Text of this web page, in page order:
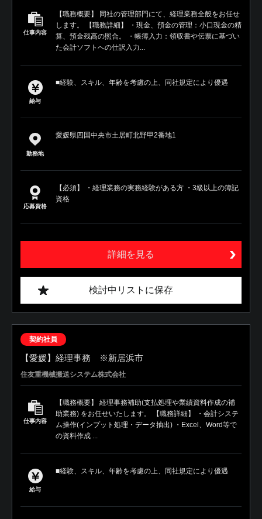
仕事内容
【職務概要】 同社の管理部門にて、経理業務全般をお任せ
します。 【職務詳細】 ・現金、預金の管理：小口現金の精
算、預金残高の照合。 ・帳簿入力：領収書や伝票に基づい
た会計ソフトへの仕訳入力...
給与
■経験、スキル、年齢を考慮の上、同社規定により優遇
勤務地
愛媛県四国中央市土居町北野甲2番地1
応募資格
【必須】 ・経理業務の実務経験がある方 ・3級以上の簿記
資格
詳細を見る
検討中リストに保存
契約社員
【愛媛】経理事務 ※新居浜市
住友重機械搬送システム株式会社
仕事内容
【職務概要】 経理事務補助(支払処理や業績資料作成の補
助業務) をお任せいたします。 【職務詳細】 ・会計システ
ム操作(インプット処理・データ抽出) ・Excel、Word等で
の資料作成 ...
給与
■経験、スキル、年齢を考慮の上、同社規定により優遇